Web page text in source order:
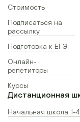
Стоимость
Подписаться на
рассылку
Подготовка к ЕГЭ
Онлайн-
репетиторы
Курсы
Дистанционная
Начальная школа 1-